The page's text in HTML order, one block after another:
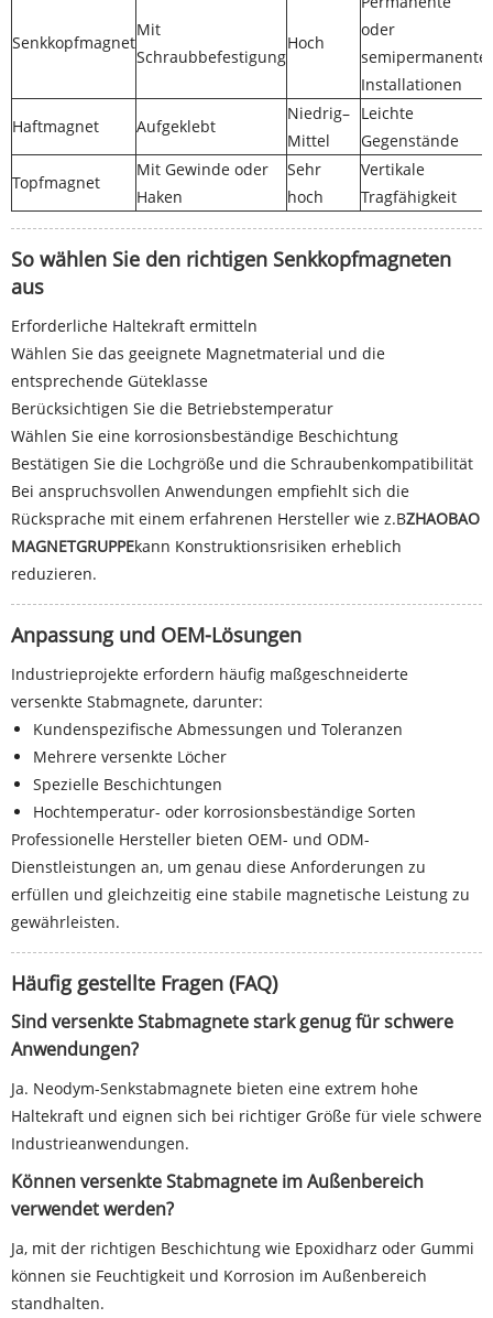
Senkkopfmagnet
Mit
Schraubbefestigung
Hoch
oder
semipermanente
Installationen
Haftmagnet
Aufgeklebt
Niedrig–
Mittel
Leichte
Gegenstände
Topfmagnet
Mit Gewinde oder
Haken
Sehr
hoch
Vertikale
Tragfähigkeit
So wählen Sie den richtigen Senkkopfmagneten
aus
Erforderliche Haltekraft ermitteln
Wählen Sie das geeignete Magnetmaterial und die
entsprechende Güteklasse
Berücksichtigen Sie die Betriebstemperatur
Wählen Sie eine korrosionsbeständige Beschichtung
Bestätigen Sie die Lochgröße und die Schraubenkompatibilität
Bei anspruchsvollen Anwendungen empfiehlt sich die
Rücksprache mit einem erfahrenen Hersteller wie z.BZHAOBAO
MAGNETGRUPPEkann Konstruktionsrisiken erheblich
reduzieren.
Anpassung und OEM-Lösungen
Industrieprojekte erfordern häufig maßgeschneiderte
versenkte Stabmagnete, darunter:
Kundenspezifische Abmessungen und Toleranzen
Mehrere versenkte Löcher
Spezielle Beschichtungen
Hochtemperatur- oder korrosionsbeständige Sorten
Professionelle Hersteller bieten OEM- und ODM-
Dienstleistungen an, um genau diese Anforderungen zu
erfüllen und gleichzeitig eine stabile magnetische Leistung zu
gewährleisten.
Häufig gestellte Fragen (FAQ)
Sind versenkte Stabmagnete stark genug für schwere
Anwendungen?
Ja. Neodym-Senkstabmagnete bieten eine extrem hohe
Haltekraft und eignen sich bei richtiger Größe für viele schwere
Industrieanwendungen.
Können versenkte Stabmagnete im Außenbereich
verwendet werden?
Ja, mit der richtigen Beschichtung wie Epoxidharz oder Gummi
können sie Feuchtigkeit und Korrosion im Außenbereich
standhalten.